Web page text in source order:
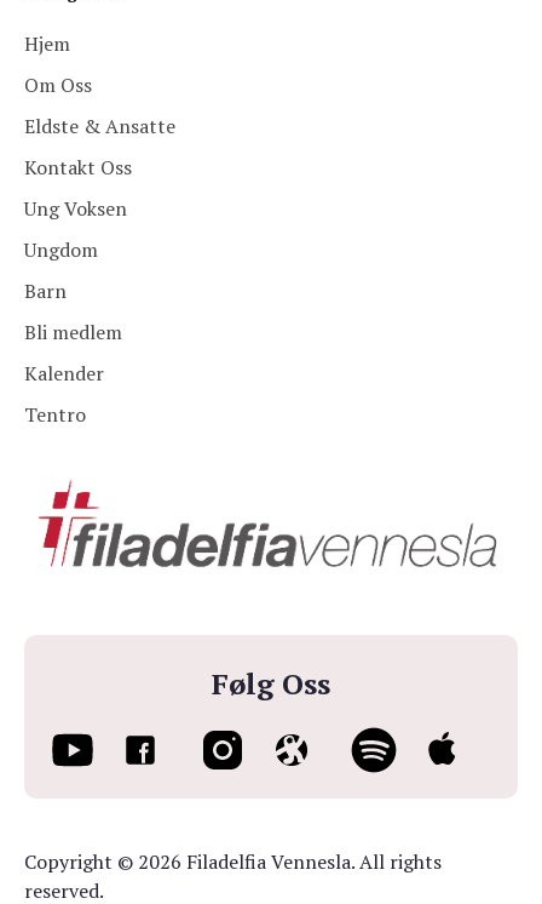
Følg Oss
Hjem
Om Oss
Eldste & Ansatte
Kontakt Oss
Ung Voksen
Ungdom
Barn
Bli medlem
Kalender
Tentro
Copyright © 2026 Filadelfia Vennesla. All rights
reserved.